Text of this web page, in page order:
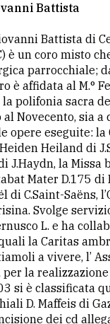
Battista
Battista di
è un coro misto
parrocchiale;
è affidata al M.°
polifonia sacra
Novecento, sia a
opere eseguite: la
Heiland di
J.Haydn, la Missa
Mater D.175 di
di C.Saint-Saëns,
Svolge
L. e ha
la Caritas
a vivere, l’
per la
si è classificata
D. Maffeis di
dei cd